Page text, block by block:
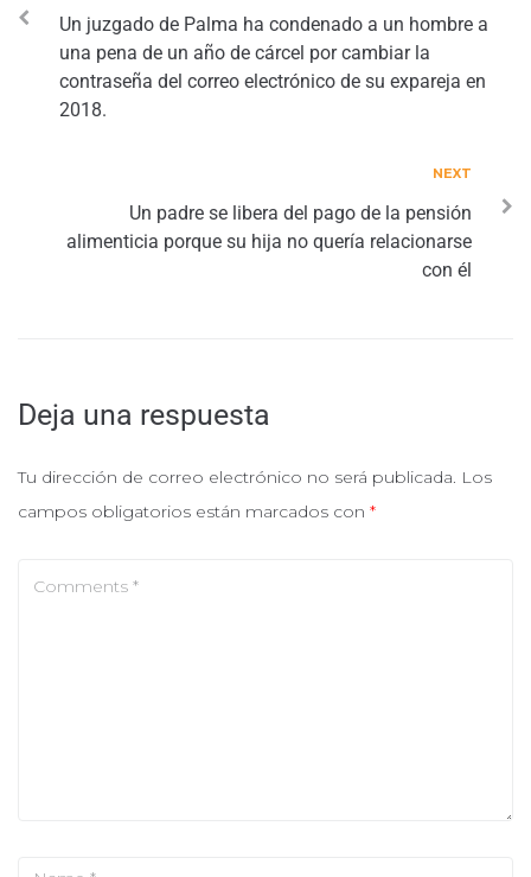
Un juzgado de Palma ha condenado a un hombre a
una pena de un año de cárcel por cambiar la
contraseña del correo electrónico de su expareja en
2018.
NEXT
Un padre se libera del pago de la pensión
alimenticia porque su hija no quería relacionarse
con él
Deja una respuesta
Tu dirección de correo electrónico no será publicada. Los
campos obligatorios están marcados con *